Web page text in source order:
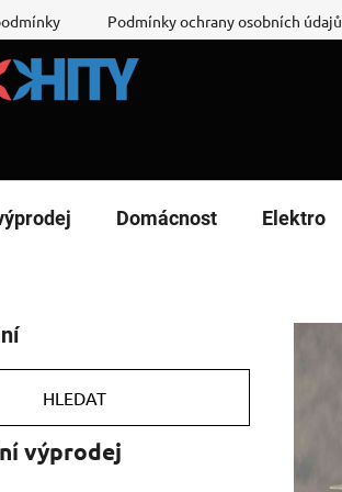
Podmínky ochrany osobních údajů
Domácnost Elektro
HLEDAT
výprodej